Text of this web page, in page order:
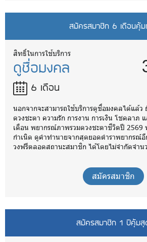
สมัครสมาชิก 6 เดือนคุ้ม
สิทธิ์ในการใช้บริการ
ดูชื่อมงคล
6 เดือน
นอกจากจะสามารถใช้บริการดูชื่อมงคลได้แล้ว
ดวงชะตา ความรัก การงาน การเงิน โชคลาภ
เดือน พยากรณ์ภาพรวมดวงชะตาชีวิตปี
กำเนิด ดูคำทำนายจากสุดยอดตำราพยากรณ์อี
วงฟรีตลอดสถานะสมาชิก ได้โดยไม่จำกัดจำน
สมัครสมาชิก
สมัครสมาชิก 1 ปีคุ้มสุ